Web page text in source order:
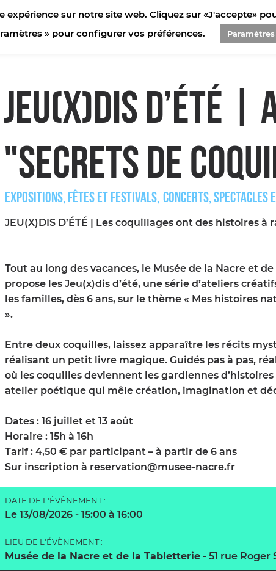
DE COQUILLES"
JEU(X)DIS D’ÉTÉ |
"SECRETS DE
EXPOSITIONS, FÊTES ET FESTIVALS CONCERTS, SPECTACLES
JEU(X)DIS D’ÉTÉ | Les coquillages ont des histoires à
Tout au long des vacances, le Musée de la Nacre et
propose les Jeu(x)dis d’été, une série d’ateliers
les familles, dès 6 ans, sur le thème « Mes histoires
».
Entre deux coquilles, laissez apparaître les récits
réalisant un petit livre magique. Guidés pas à pas,
où les coquilles deviennent les gardiennes
atelier poétique qui mêle création, imagination et
Dates : 16 juillet et 13 août
Horaire : 15h à 16h
Tarif : 4,50 € par participant – à partir de 6 ans
Sur inscription à reservation@musee-nacre.fr
DATE DE L'ÉVÈNEMENT :
Le 13/08/2026 - 15:00 à 16:00
LIEU DE L'ÉVÈNEMENT :
Musée de la Nacre et de la Tabletterie - 51 rue Roger
sur notre site web. Cliquez sur «J'accepte»
» pour configurer vos préférences.
Paramètres